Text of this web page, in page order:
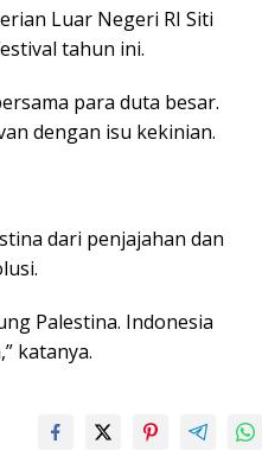
Luar Negeri RI Siti
tahun ini.
para duta besar.
dengan isu kekinian.
dari penjajahan dan
Palestina. Indonesia
katanya.